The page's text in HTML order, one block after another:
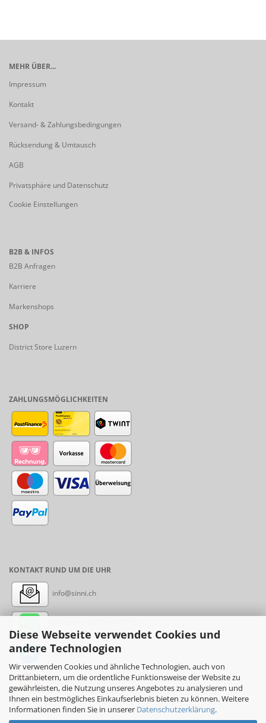
Diese Webseite verwendet Cookies und
andere Technologien
Wir verwenden Cookies und ähnliche Technologien, auch von
Drittanbietern, um die ordentliche Funktionsweise der Website zu
gewährleisten, die Nutzung unseres Angebotes zu analysieren und
Ihnen ein bestmögliches Einkaufserlebnis bieten zu können. Weitere
Informationen finden Sie in unserer Datenschutzerklärung.
MEHR ÜBER...
Impressum
Kontakt
Versand- & Zahlungsbedingungen
Rücksendung & Umtausch
AGB
Privatsphäre und Datenschutz
Cookie Einstellungen
B2B & INFOS
B2B Anfragen
Karriere
Markenshops
SHOP
District Store Luzern
ZAHLUNGSMÖGLICHKEITEN
KONTAKT RUND UM DIE UHR
info@sinni.ch
Messenger: sinni.ch
Instagram: sinni_ch